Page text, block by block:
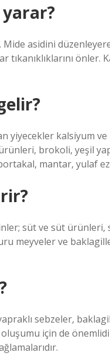
Mide asidini
önler.
kalsiyum ve
brokoli, yeşil
mantar, yulaf
süt ve süt ürünleri,
meyveler ve
sebzeler,
için de